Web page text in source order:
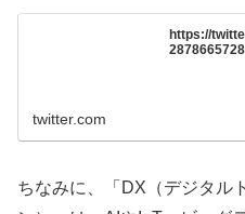
https://
2878665728
twitter.com
ちなみに、「DX（デジタル